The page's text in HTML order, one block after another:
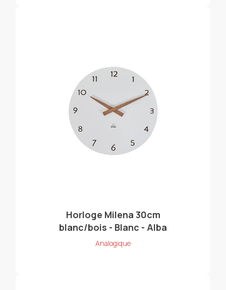
Horloge Milena 30cm
blanc/bois - Blanc - Alba
Analogique